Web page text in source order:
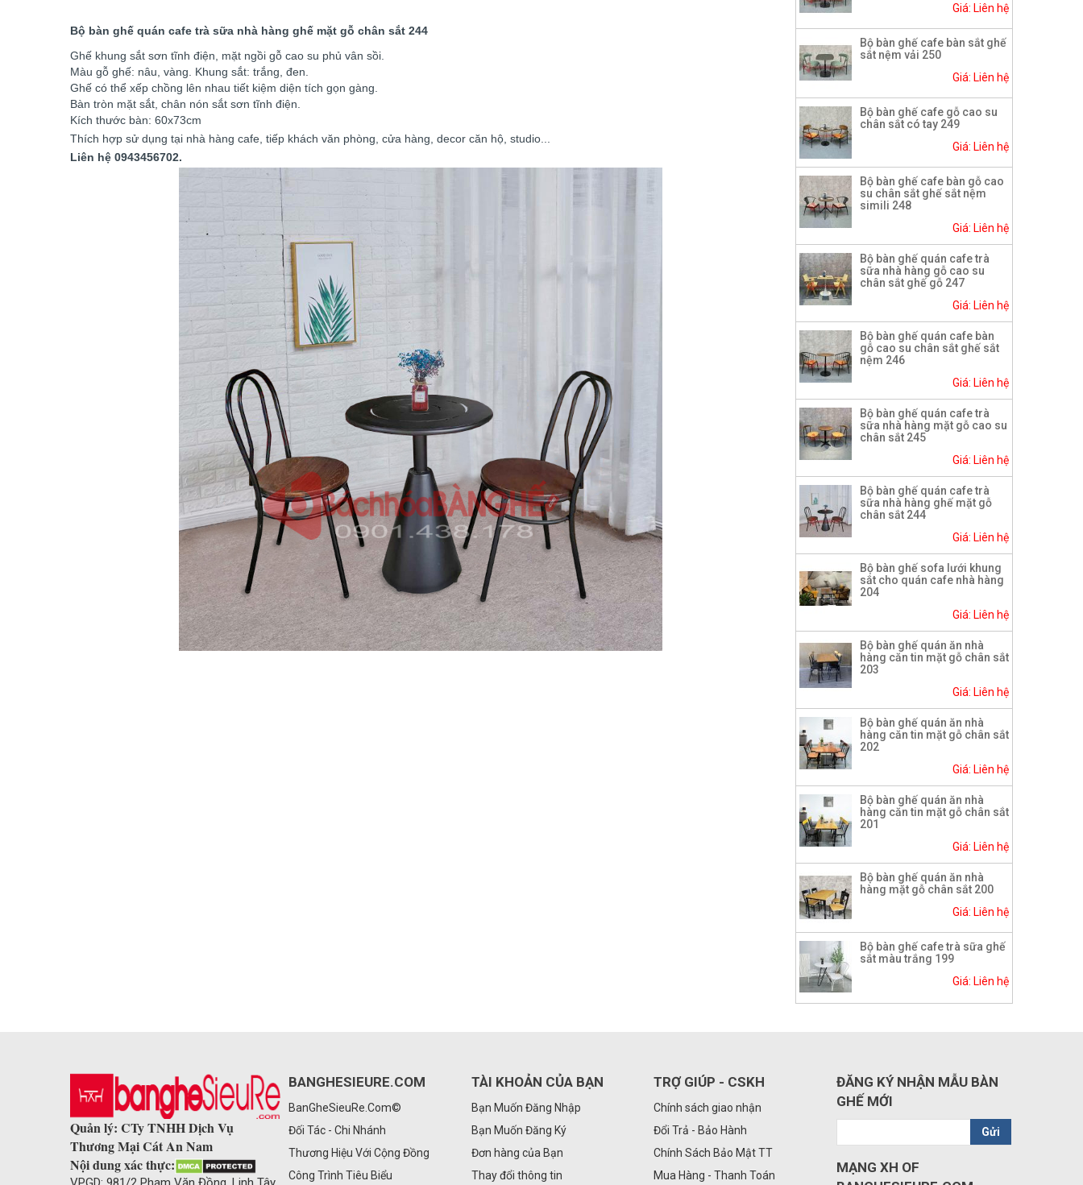
Bộ bàn ghế quán cafe trà sữa nhà hàng ghế mặt gỗ chân sắt 244
Ghế khung sắt sơn tĩnh điện, mặt ngồi gỗ cao su phủ vân sồi.
Màu gỗ ghế: nâu, vàng. Khung sắt: trắng, đen.
Ghế có thể xếp chồng lên nhau tiết kiệm diện tích gọn gàng.
Bàn tròn mặt sắt, chân nón sắt sơn tĩnh điện.
Kích thước bàn: 60x73cm
Thích hợp sử dụng tại nhà hàng cafe, tiếp khách văn phòng, cửa hàng, decor căn hộ, studio...
Liên hệ 0943456702.
Giá: Liên hệ
Bộ bàn ghế cafe bàn sắt ghế
sắt nệm vải 250
Giá: Liên hệ
Bộ bàn ghế cafe gỗ cao su
chân sắt có tay 249
Giá: Liên hệ
Bộ bàn ghế cafe bàn gỗ cao
su chân sắt ghế sắt nệm
simili 248
Giá: Liên hệ
Bộ bàn ghế quán cafe trà
sữa nhà hàng gỗ cao su
chân sắt ghế gỗ 247
Giá: Liên hệ
Bộ bàn ghế quán cafe bàn
gỗ cao su chân sắt ghế sắt
nệm 246
Giá: Liên hệ
Bộ bàn ghế quán cafe trà
sữa nhà hàng mặt gỗ cao su
chân sắt 245
Giá: Liên hệ
Bộ bàn ghế quán cafe trà
sữa nhà hàng ghế mặt gỗ
chân sắt 244
Giá: Liên hệ
Bộ bàn ghế sofa lưới khung
sắt cho quán cafe nhà hàng
204
Giá: Liên hệ
Bộ bàn ghế quán ăn nhà
hàng căn tin mặt gỗ chân sắt
203
Giá: Liên hệ
Bộ bàn ghế quán ăn nhà
hàng căn tin mặt gỗ chân sắt
202
Giá: Liên hệ
Bộ bàn ghế quán ăn nhà
hàng căn tin mặt gỗ chân sắt
201
Giá: Liên hệ
Bộ bàn ghế quán ăn nhà
hàng mặt gỗ chân sắt 200
Giá: Liên hệ
Bộ bàn ghế cafe trà sữa ghế
sắt màu trắng 199
Giá: Liên hệ
Quản lý: CTy TNHH Dịch Vụ
Thương Mại Cát An Nam
Nội dung xác thực:
BANGHESIEURE.COM
BanGheSieuRe.Com©
Đối Tác - Chi Nhánh
Thương Hiệu Với Cộng Đồng
Công Trình Tiêu Biểu
TÀI KHOẢN CỦA BẠN
Bạn Muốn Đăng Nhập
Bạn Muốn Đăng Ký
Đơn hàng của Bạn
Thay đổi thông tin
TRỢ GIÚP - CSKH
Chính sách giao nhận
Đổi Trả - Bảo Hành
Chính Sách Bảo Mật TT
Mua Hàng - Thanh Toán
ĐĂNG KÝ NHẬN MẪU BÀN
GHẾ MỚI
Gửi
MẠNG XH OF